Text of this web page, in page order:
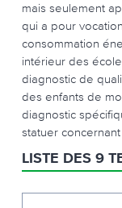
mais seulement
qui a pour
consommation
intérieur des
diagnostic de
des enfants de
diagnostic
statuer
LISTE DES 9